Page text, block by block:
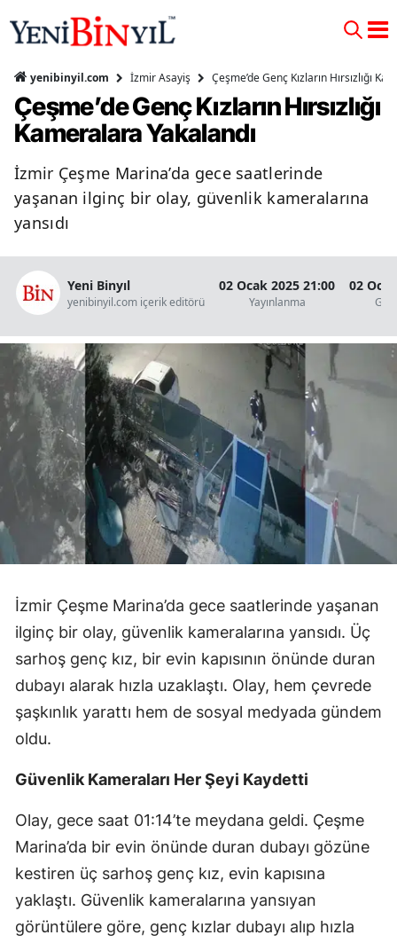
yenibinyil.com İzmir Asayiş Çeşme’de Genç Kızların Hırsızlığı
Çeşme’de Genç Kızların Hırsızlığı
Kameralara Yakalandı
İzmir Çeşme Marina’da gece saatlerinde
yaşanan ilginç bir olay, güvenlik kameralarına
yansıdı
Yeni Binyıl
yenibinyil.com içerik editörü
02 Ocak 2025 21:00
Yayınlanma
02
İzmir Çeşme Marina’da gece saatlerinde yaşanan
ilginç bir olay, güvenlik kameralarına yansıdı. Üç
sarhoş genç kız, bir evin kapısının önünde duran
dubayı alarak hızla uzaklaştı. Olay, hem çevrede
şaşkınlık yarattı hem de sosyal medyada gündem
oldu.
Güvenlik Kameraları Her Şeyi Kaydetti
Olay, gece saat 01:14’te meydana geldi. Çeşme
Marina’da bir evin önünde duran dubayı gözüne
kestiren üç sarhoş genç kız, evin kapısına
yaklaştı. Güvenlik kameralarına yansıyan
görüntülere göre, genç kızlar dubayı alıp hızla